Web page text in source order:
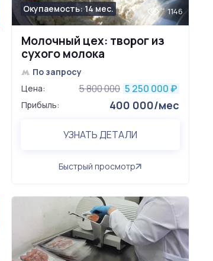
Молочный цех: творог из
сухого молока
Окупаемость: 14 мес. 1146
По запросу
Цена:
5 250 000 ₽
5 800 000
Прибыль: 400 000/мес
УЗНАТЬ ДЕТАЛИ
Быстрый просмотр